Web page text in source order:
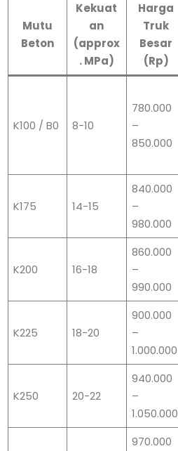
Mutu
Beton
Kekuat
an
(approx
. MPa)
Harga
Truk
Besar
(Rp)
K100 / B0 8-10
780.000
–
850.000
K175 14-15
840.000
–
980.000
K200 16-18
860.000
–
990.000
K225 18-20
900.000
–
1.000.000
K250 20-22
940.000
–
1.050.000
970.000